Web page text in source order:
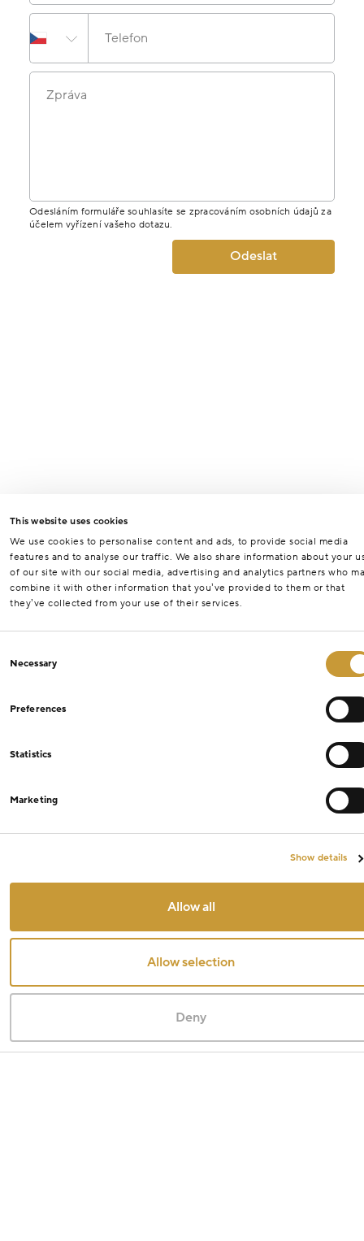
This website uses cookies
We use cookies to personalise content and ads, to provide social media
features and to analyse our traffic. We also share information about your
of our site with our social media, advertising and analytics partners who
combine it with other information that you’ve provided to them or that
they’ve collected from your use of their services.
Selection
Necessary
Preferences
Statistics
Marketing
Show details
Allow all
Allow selection
Deny
Telefon
Zpráva
Odesláním formuláře souhlasíte se zpracováním osobních údajů za
účelem vyřízení vašeho dotazu.
Odeslat